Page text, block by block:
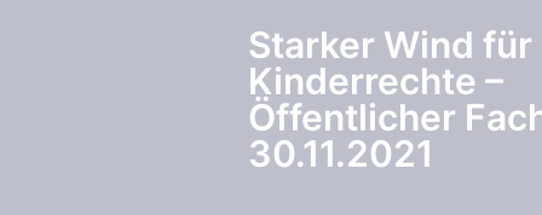
Starker Wind für
Kinderrechte –
Öffentlicher
30.11.2021